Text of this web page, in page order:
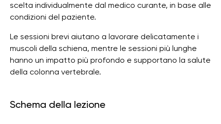
scelta individualmente dal medico curante, in base alle
condizioni del paziente.
Le sessioni brevi aiutano a lavorare delicatamente i
muscoli della schiena, mentre le sessioni più lunghe
hanno un impatto più profondo e supportano la salute
della colonna vertebrale.
Schema della lezione